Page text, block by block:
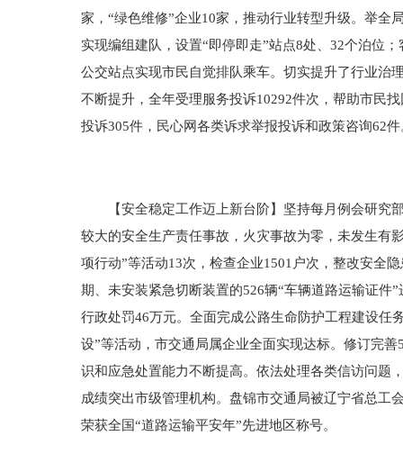
家，“绿色维修”企业10家，推动行业转型升级。举全
实现编组建队，设置“即停即走”站点8处、32个泊位
公交站点实现市民自觉排队乘车。切实提升了行业治
不断提升，全年受理服务投诉10292件次，帮助市民
投诉305件，民心网各类诉求举报投诉和政策咨询62
【安全稳定工作迈上新台阶】坚持每月例会研究部
较大的安全生产责任事故，火灾事故为零，未发生有
项行动”等活动13次，检查企业1501户次，整改安全
期、未安装紧急切断装置的526辆“车辆道路运输证件
行政处罚46万元。全面完成公路生命防护工程建设任
设”等活动，市交通局属企业全面实现达标。修订完
识和应急处置能力不断提高。依法处理各类信访问题
成绩突出市级管理机构。盘锦市交通局被辽宁省总工
荣获全国“道路运输平安年”先进地区称号。